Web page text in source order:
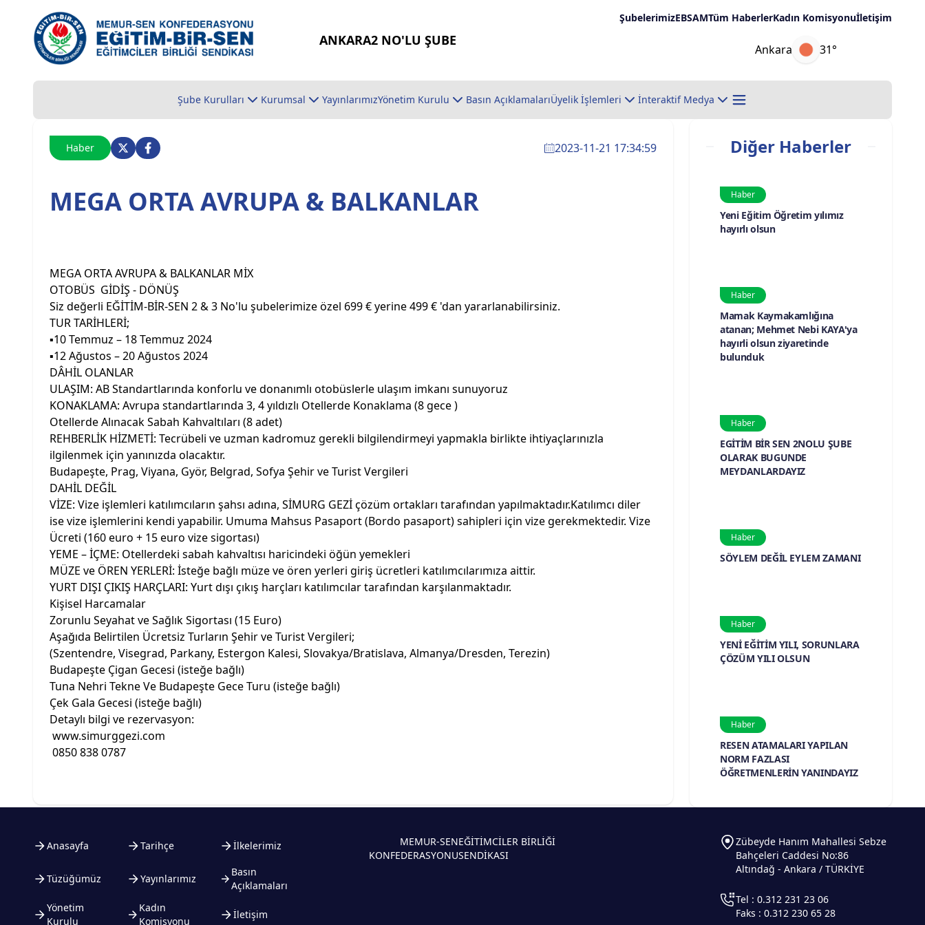
ANKARA2 NO'LU ŞUBE
ŞubelerimizEBSAMTüm HaberlerKadın Komisyonuİletişim
Ankara 31°
Şube Kurulları Kurumsal YayınlarımızYönetim Kurulu Basın AçıklamalarıÜyelik İşlemleri İnteraktif Medya
Haber 2023-11-21 17:34:59
MEGA ORTA AVRUPA & BALKANLAR
MEGA ORTA AVRUPA & BALKANLAR MİX
OTOBÜS GİDİŞ - DÖNÜŞ
Siz değerli EĞİTİM-BİR-SEN 2 & 3 No'lu şubelerimize özel 699 € yerine 499 € 'dan yararlanabilirsiniz.
TUR TARİHLERİ;
▪️10 Temmuz – 18 Temmuz 2024
▪️12 Ağustos – 20 Ağustos 2024
DÂHİL OLANLAR
ULAŞIM: AB Standartlarında konforlu ve donanımlı otobüslerle ulaşım imkanı sunuyoruz
KONAKLAMA: Avrupa standartlarında 3, 4 yıldızlı Otellerde Konaklama (8 gece )
Otellerde Alınacak Sabah Kahvaltıları (8 adet)
REHBERLİK HİZMETİ: Tecrübeli ve uzman kadromuz gerekli bilgilendirmeyi yapmakla birlikte ihtiyaçlarınızla
ilgilenmek için yanınızda olacaktır.
Budapeşte, Prag, Viyana, Györ, Belgrad, Sofya Şehir ve Turist Vergileri
DAHİL DEĞİL
VİZE: Vize işlemleri katılımcıların şahsı adına, SİMURG GEZİ çözüm ortakları tarafından yapılmaktadır.Katılımcı diler
ise vize işlemlerini kendi yapabilir. Umuma Mahsus Pasaport (Bordo pasaport) sahipleri için vize gerekmektedir. Vize
Ücreti (160 euro + 15 euro vize sigortası)
YEME – İÇME: Otellerdeki sabah kahvaltısı haricindeki öğün yemekleri
MÜZE ve ÖREN YERLERİ: İsteğe bağlı müze ve ören yerleri giriş ücretleri katılımcılarımıza aittir.
YURT DIŞI ÇIKIŞ HARÇLARI: Yurt dışı çıkış harçları katılımcılar tarafından karşılanmaktadır.
Kişisel Harcamalar
Zorunlu Seyahat ve Sağlık Sigortası (15 Euro)
Aşağıda Belirtilen Ücretsiz Turların Şehir ve Turist Vergileri;
(Szentendre, Visegrad, Parkany, Estergon Kalesi, Slovakya/Bratislava, Almanya/Dresden, Terezin)
Budapeşte Çigan Gecesi (isteğe bağlı)
Tuna Nehri Tekne Ve Budapeşte Gece Turu (isteğe bağlı)
Çek Gala Gecesi (isteğe bağlı)
Detaylı bilgi ve rezervasyon:
www.simurggezi.com
0850 838 0787
Diğer Haberler
Haber
Yeni Eğitim Öğretim yılımız
hayırlı olsun
Haber
Mamak Kaymakamlığına
atanan; Mehmet Nebi KAYA'ya
hayırli olsun ziyaretinde
bulunduk
Haber
EGİTİM BİR SEN 2NOLU ŞUBE
OLARAK BUGUNDE
MEYDANLARDAYIZ
Haber
SÖYLEM DEĞİL EYLEM ZAMANI
Haber
YENİ EĞİTİM YILI, SORUNLARA
ÇÖZÜM YILI OLSUN
Haber
RESEN ATAMALARI YAPILAN
NORM FAZLASI
ÖĞRETMENLERİN YANINDAYIZ
Anasayfa Tarihçe İlkelerimiz
Tüzüğümüz Yayınlarımız
Basın
Açıklamaları
Yönetim
Kurulu
Kadın
Komisyonu
İletişim
MEMUR-SEN
KONFEDERASYONU
EĞİTİMCİLER BİRLİĞİ
SENDİKASI
Zübeyde Hanım Mahallesi Sebze
Bahçeleri Caddesi No:86
Altındağ - Ankara / TÜRKİYE
Tel : 0.312 231 23 06
Faks : 0.312 230 65 28